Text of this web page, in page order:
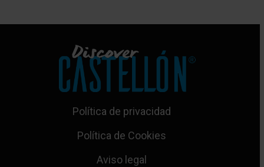
Política de privacidad
Política de Cookies
Aviso legal